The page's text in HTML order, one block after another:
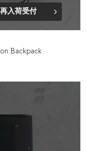
再入荷受付
Backpack